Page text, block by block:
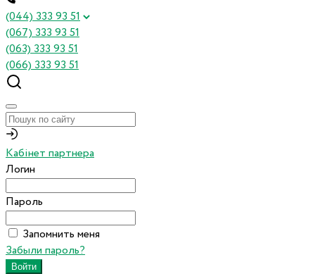
(044) 333 93 51
(067) 333 93 51
(063) 333 93 51
(066) 333 93 51
Кабінет партнера
Логин
Пароль
Запомнить меня
Забыли пароль?